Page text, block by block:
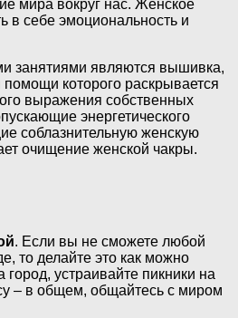
мира вокруг нас. Женское
в себе эмоциональность и
занятиями являются вышивка,
которого раскрывается
выражения собственных
энергетического
соблазнительную женскую
очищение женской чакры.
. Если вы не сможете любой
то делайте это как можно
устраивайте пикники на
– в общем, общайтесь с миром